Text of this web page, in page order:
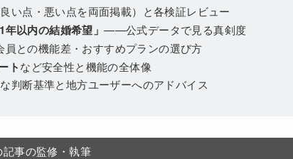
良い点・悪い点を両面掲載）と各検証レビュー
年以内の結婚希望」——公式データで見る真剣度
員との機能差・おすすめプランの選び方
トなど安全性と機能の全体像
判断基準と地方ユーザーへのアドバイス
記事の監修・執筆